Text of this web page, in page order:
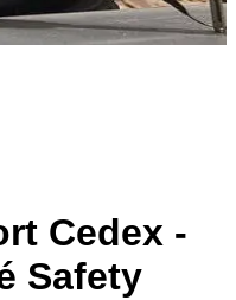
Cedex -
Safety